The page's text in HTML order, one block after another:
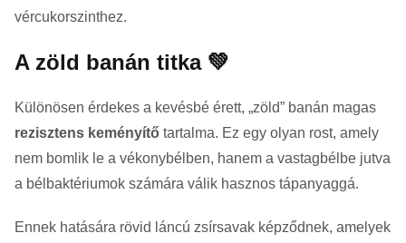
vércukorszinthez.
A zöld banán titka 💚
Különösen érdekes a kevésbé érett, „zöld” banán magas
rezisztens keményítő tartalma. Ez egy olyan rost, amely
nem bomlik le a vékonybélben, hanem a vastagbélbe jutva
a bélbaktériumok számára válik hasznos tápanyaggá.
Ennek hatására rövid láncú zsírsavak képződnek, amelyek